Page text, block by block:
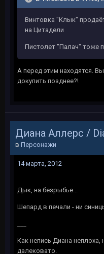
Винтовка "Клык"
на Цитадели
Пистолет "Палач" тоже
А перед этим находятся.
докупить позднее?!
Диана Аллерс /
в Персонажи
14 марта, 2012
Дык, на безрыбье...
Шепард в печали - ни
Как непись Диана неплоха,
далековато.